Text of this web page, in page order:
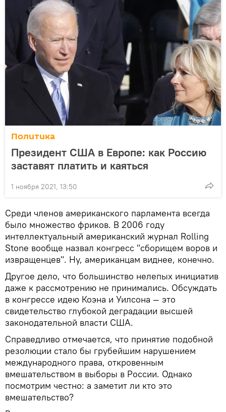
Политика
Президент США в Европе: как Россию
заставят платить и каяться
1 ноября 2021, 13:50
Среди членов американского парламента всегда
было множество фриков. В 2006 году
интеллектуальный американский журнал Rolling
Stone вообще назвал конгресс "сборищем воров и
извращенцев". Ну, американцам виднее, конечно.
Другое дело, что большинство нелепых инициатив
даже к рассмотрению не принимались. Обсуждать
в конгрессе идею Коэна и Уилсона — это
свидетельство глубокой деградации высшей
законодательной власти США.
Справедливо отмечается, что принятие подобной
резолюции стало бы грубейшим нарушением
международного права, откровенным
вмешательством в выборы в России. Однако
посмотрим честно: а заметит ли кто это
вмешательство?